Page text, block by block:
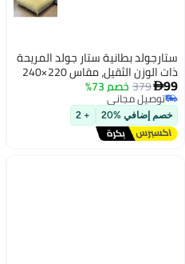
ستارجولد بطانية ستار جولد المريحة
ذات الوزن الثقيل، مقاس 220×240
سم، طبقة واحدة، بطانية شتوية
فائقة النعومة، ملمس صوفي
منقوش، وزن 10 أرطال، SG-BLC604
99
379 خصم 73%
توصيل مجاني
توصيل مجاني
خصم إضافي %20 + 2